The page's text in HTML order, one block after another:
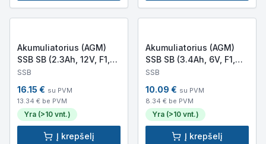
Akumuliatorius (AGM)
SSB SB (2.3Ah, 12V, F1,
VRLA)
SSB
16.15 € su PVM
13.34 € be PVM
Yra (>10 vnt.)
Į krepšelį
Akumuliatorius (AGM)
SSB SB (3.4Ah, 6V, F1,
VRLA)
SSB
10.09 € su PVM
8.34 € be PVM
Yra (>10 vnt.)
Į krepšelį